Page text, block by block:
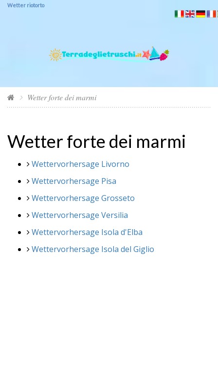
Wetter riotorto
Wetter forte dei marmi
Wetter forte dei marmi
Wettervorhersage Livorno
Wettervorhersage Pisa
Wettervorhersage Grosseto
Wettervorhersage Versilia
Wettervorhersage Isola d'Elba
Wettervorhersage Isola del Giglio